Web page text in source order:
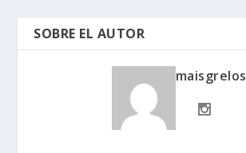
SOBRE EL AUTOR
maisgrelos